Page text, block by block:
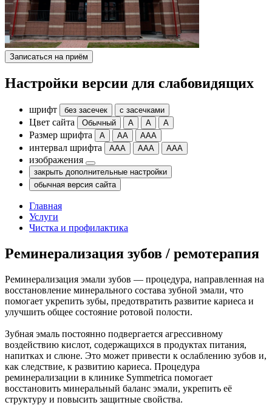
Записаться на приём
Настройки версии для слабовидящих
шрифт без засечек с засечками
Цвет сайта Обычный А А А
Размер шрифта А АА ААА
интервал шрифта ААА ААА ААА
изображения
закрыть дополнительные настройки
обычная версия сайта
Главная
Услуги
Чистка и профилактика
Реминерали­зация зубов / ремотерапия
Реминерализация эмали зубов — процедура, направленная на
восстановление минерального состава зубной эмали, что
помогает укрепить зубы, предотвратить развитие кариеса и
улучшить общее состояние ротовой полости.
Зубная эмаль постоянно подвергается агрессивному
воздействию кислот, содержащихся в продуктах питания,
напитках и слюне. Это может привести к ослаблению зубов и,
как следствие, к развитию кариеса. Процедура
реминерализации в клинике Symmetrica помогает
восстановить минеральный баланс эмали, укрепить её
структуру и повысить защитные свойства.